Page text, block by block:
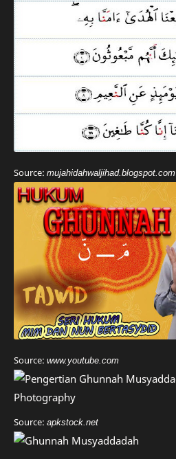
Source: mujahidahwaljihad.blogspot.com
Source: www.youtube.com
Source: apkstock.net